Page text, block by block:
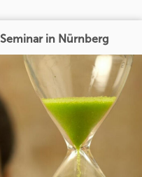
in Nürnberg